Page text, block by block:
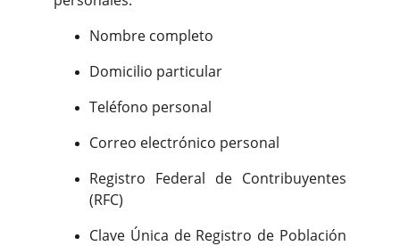
Nombre completo
Domicilio particular
Teléfono personal
Correo electrónico personal
Registro Federal de Contribuyentes
(RFC)
Clave Única de Registro de Población